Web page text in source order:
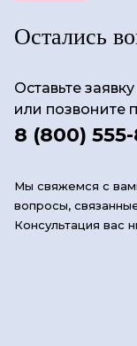
Остались
Оставьте
или позвоните
8 (800)
Мы свяжемся с
вопросы,
Консультация вас